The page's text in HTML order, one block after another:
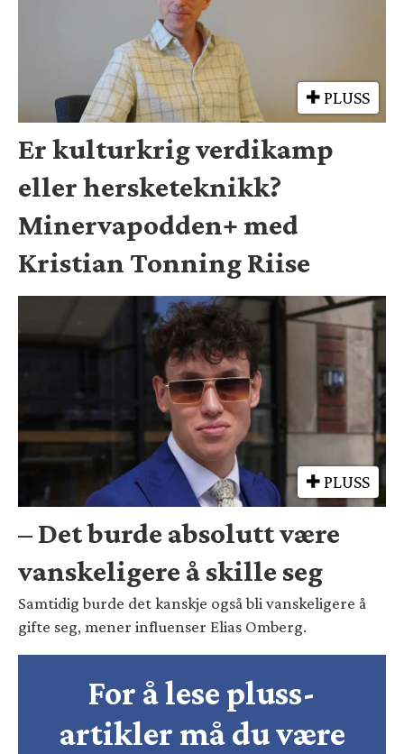
PLUSS
Er kulturkrig verdikamp
eller hersketeknikk?
Minervapodden+ med
Kristian Tonning Riise
PLUSS
– Det burde absolutt være
vanskeligere å skille seg
Samtidig burde det kanskje også bli vanskeligere å
gifte seg, mener influenser Elias Omberg.
For å lese pluss-
artikler må du være